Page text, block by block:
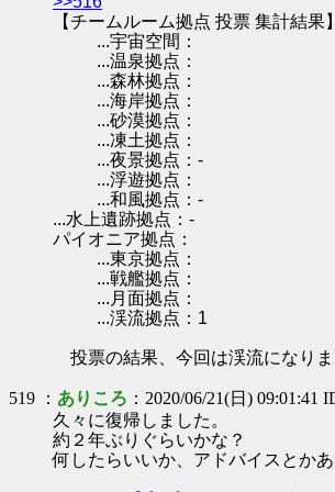
【チームルーム拠点 投票 集計結果】
...宇宙空間：
...温泉拠点：
...森林拠点：
...海岸拠点：
...砂漠拠点：
...凍土拠点：
...夜景拠点：-
...浮遊拠点：
...和風拠点：-
...水上遺跡拠点：-
パイオニア拠点：
...東京拠点：
...戦艦拠点：
...月面拠点：
...渓流拠点：1
投票の結果、今回は渓流になりま
519 ： ありころ ：2020/06/21(日) 09:01:41
久々に復帰しました。
約２年ぶりぐらいかな？
何したらいいか、アドバイスとか